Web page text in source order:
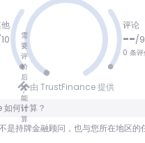
10
需
要
评
价
后
才
能
计
算
没有分数
点击翻转
评论
--/
0 条评
由 TrustFinance 提供
何计算？
持牌金融顾问，也与您所在地区的